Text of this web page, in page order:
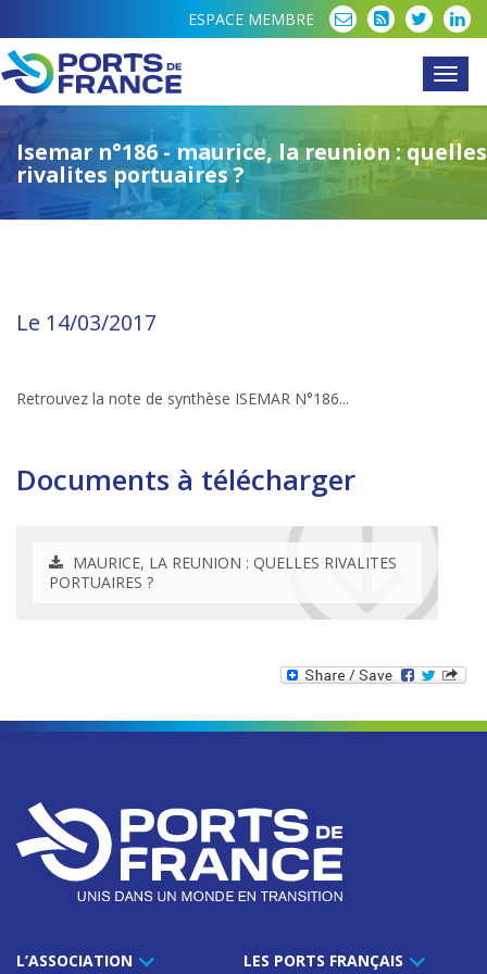
ESPACE MEMBRE
Isemar n°186 - maurice, la reunion : quelles
rivalites portuaires ?
Le 14/03/2017
Retrouvez la note de synthèse ISEMAR N°186...
Documents à télécharger
MAURICE, LA REUNION : QUELLES RIVALITES
PORTUAIRES ?
L’ASSOCIATION LES PORTS FRANÇAIS